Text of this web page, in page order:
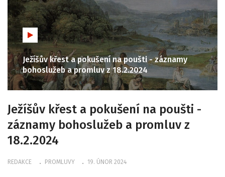
Ježíšův křest a pokušení na poušti - záznamy
bohoslužeb a promluv z 18.2.2024
Ježíšův křest a pokušení na poušti -
záznamy bohoslužeb a promluv z
18.2.2024
REDAKCE PROMLUVY 19. ÚNOR 2024